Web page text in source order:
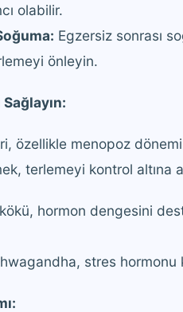
olabilir.
Egzersiz sonrası
önleyin.
özellikle menopoz
terlemeyi kontrol altına
hormon dengesini
stres